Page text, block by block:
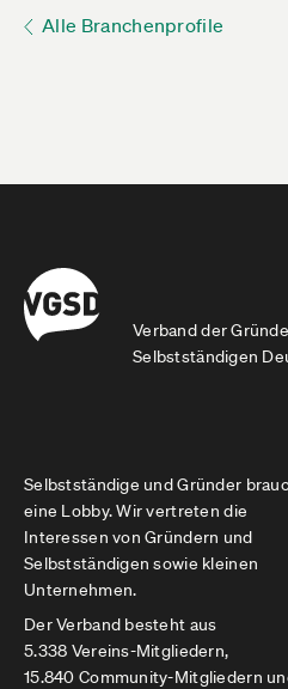
Alle Branchenprofile
Verband der
Selbstständigen
Selbstständige und Gründer
eine Lobby. Wir vertreten die
Interessen von Gründern und
Selbstständigen sowie kleinen
Unternehmen.
Der Verband besteht aus
5.338 Vereins-Mitgliedern,
15.840 Community-Mitgliedern